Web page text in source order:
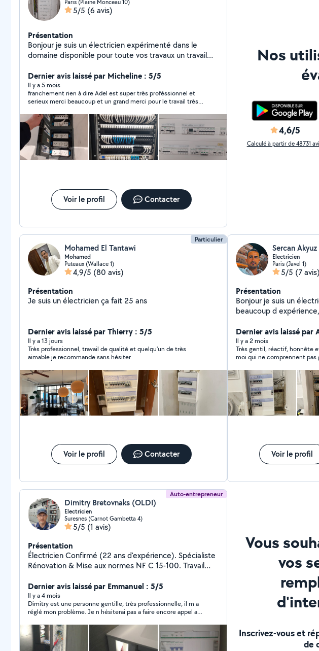
Paris (Plaine Monceau 10)
5/5 (6 avis)
Présentation
Bonjour je suis un électricien expérimenté dans le
domaine disponible pour toute vos travaux un travail
Dernier avis laissé par Micheline : 5/5
Il y a 5 mois
franchement rien à dire Adel est super très proféssionnel et
serieux merci beaucoup et un grand merci pour le travail très
Voir le profil Contacter
Nos
4,6/5
Calculé à partir de 48731
Particulier
Mohamed El Tantawi
Mohamed
Puteaux (Wallace 1)
4,9/5 (80 avis)
Présentation
Je suis un électricien ça fait 25 ans
Dernier avis laissé par Thierry : 5/5
Il y a 13 jours
Très professionnel, travail de qualité et quelqu'un de très
aimable je recommande sans hésiter
Voir le profil Contacter
Sercan
Electricien
Paris (Javel 1)
5/5 (7 avis)
Présentation
Bonjour je suis un
beaucoup d
votre installation
,partie commune
Remplacement des
norme installation .Pour
dans mon périmètre
Dernier avis laissé par
Il y a 2 mois
Très gentil, réactif, honnête
moi qui ne comprennent
Voir le profil
Auto-entrepreneur
Dimitry Bretovnaks (OLDI)
Electricien
Suresnes (Carnot Gambetta 4)
5/5 (1 avis)
Présentation
Électricien Confirmé (22 ans d'expérience). Spécialiste
Rénovation & Mise aux normes NF C 15-100. Travail
Dernier avis laissé par Emmanuel : 5/5
Il y a 4 mois
Dimitry est une personne gentille, très professionnelle, il m a
réglé mon problème. Je n hésiterai pas a faire encore appel a
Vous
vos
Inscrivez-vous et
de